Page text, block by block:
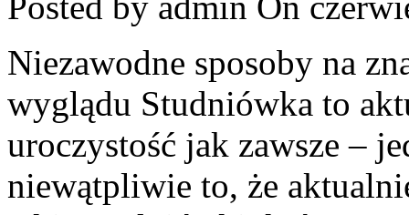
Niezawodne sposoby na
wyglądu Studniówka to
uroczystość jak zawsze –
niewątpliwie to, że